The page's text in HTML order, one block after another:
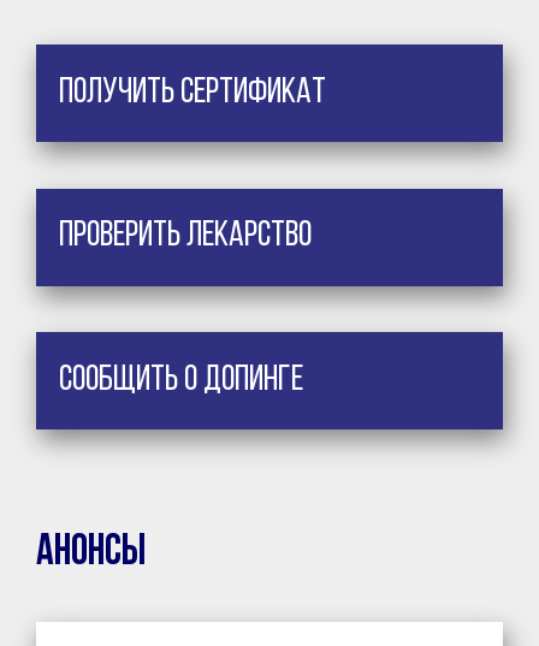
Получить сертификат
Проверить лекарство
Сообщить о допинге
Анонсы